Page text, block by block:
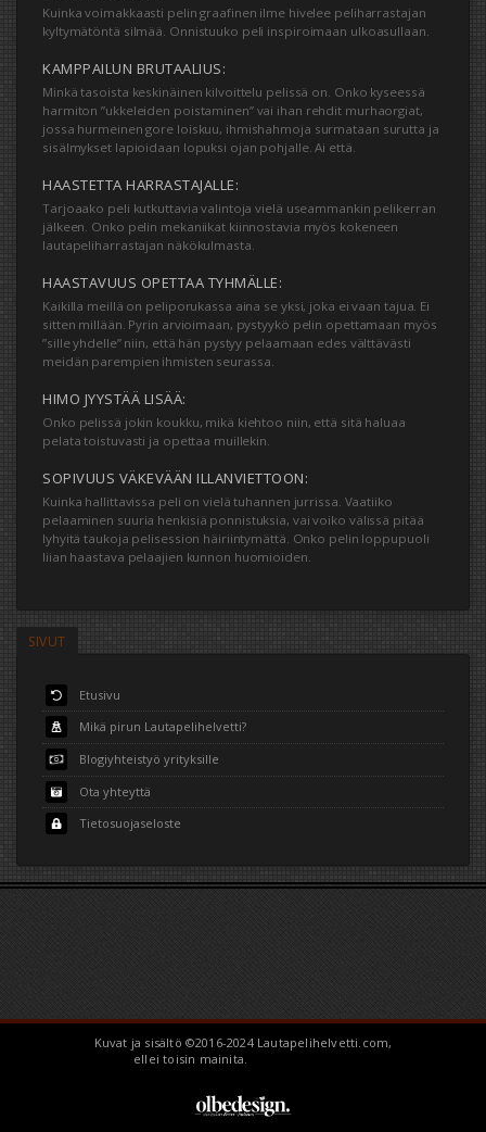
Kuinka voimakkaasti pelin graafinen ilme hivelee peliharrastajan
kyltymätöntä silmää. Onnistuuko peli inspiroimaan ulkoasullaan.
KAMPPAILUN BRUTAALIUS:
Minkä tasoista keskinäinen kilvoittelu pelissä on. Onko kyseessä
harmiton ”ukkeleiden poistaminen” vai ihan rehdit murhaorgiat,
jossa hurmeinen gore loiskuu, ihmishahmoja surmataan surutta ja
sisälmykset lapioidaan lopuksi ojan pohjalle. Ai että.
HAASTETTA HARRASTAJALLE:
Tarjoaako peli kutkuttavia valintoja vielä useammankin pelikerran
jälkeen. Onko pelin mekaniikat kiinnostavia myös kokeneen
lautapeliharrastajan näkökulmasta.
HAASTAVUUS OPETTAA TYHMÄLLE:
Kaikilla meillä on peliporukassa aina se yksi, joka ei vaan tajua. Ei
sitten millään. Pyrin arvioimaan, pystyykö pelin opettamaan myös
”sille yhdelle” niin, että hän pystyy pelaamaan edes välttävästi
meidän parempien ihmisten seurassa.
HIMO JYYSTÄÄ LISÄÄ:
Onko pelissä jokin koukku, mikä kiehtoo niin, että sitä haluaa
pelata toistuvasti ja opettaa muillekin.
SOPIVUUS VÄKEVÄÄN ILLANVIETTOON:
Kuinka hallittavissa peli on vielä tuhannen jurrissa. Vaatiiko
pelaaminen suuria henkisiä ponnistuksia, vai voiko välissä pitää
lyhyitä taukoja pelisession häiriintymättä. Onko pelin loppupuoli
liian haastava pelaajien kunnon huomioiden.
SIVUT
Etusivu
Mikä pirun Lautapelihelvetti?
Blogiyhteistyö yrityksille
Ota yhteyttä
Tietosuojaseloste
Kuvat ja sisältö ©2016-2024 Lautapelihelvetti.com,
ellei toisin mainita.